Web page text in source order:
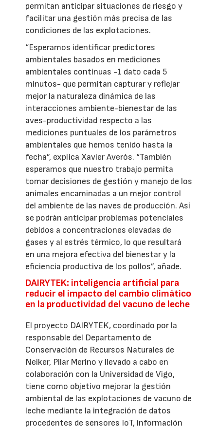
permitan anticipar situaciones de riesgo y
facilitar una gestión más precisa de las
condiciones de las explotaciones.
“Esperamos identificar predictores
ambientales basados en mediciones
ambientales continuas -1 dato cada 5
minutos- que permitan capturar y reflejar
mejor la naturaleza dinámica de las
interacciones ambiente-bienestar de las
aves-productividad respecto a las
mediciones puntuales de los parámetros
ambientales que hemos tenido hasta la
fecha”, explica Xavier Averós. “También
esperamos que nuestro trabajo permita
tomar decisiones de gestión y manejo de los
animales encaminadas a un mejor control
del ambiente de las naves de producción. Así
se podrán anticipar problemas potenciales
debidos a concentraciones elevadas de
gases y al estrés térmico, lo que resultará
en una mejora efectiva del bienestar y la
eficiencia productiva de los pollos”, añade.
DAIRYTEK: inteligencia artificial para
reducir el impacto del cambio climático
en la productividad del vacuno de leche
El proyecto DAIRYTEK, coordinado por la
responsable del Departamento de
Conservación de Recursos Naturales de
Neiker, Pilar Merino y llevado a cabo en
colaboración con la Universidad de Vigo,
tiene como objetivo mejorar la gestión
ambiental de las explotaciones de vacuno de
leche mediante la integración de datos
procedentes de sensores IoT, información